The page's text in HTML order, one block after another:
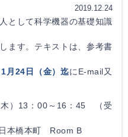
2019.12.24
として科学機器の基礎知識
ます。テキストは、参考書
1月24日（金）迄にE-mail又
）13：00～16：45 （受
本橋本町 Room B